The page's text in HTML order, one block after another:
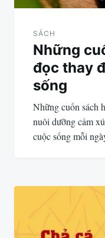
SÁCH
Những
đọc thay
sống
Những cuốn sách
nuôi dưỡng cảm
cuộc sống mỗi